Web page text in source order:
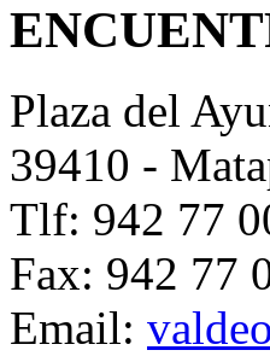
Plaza del
39410 -
Tlf: 942 77
Fax: 942 77
Email: